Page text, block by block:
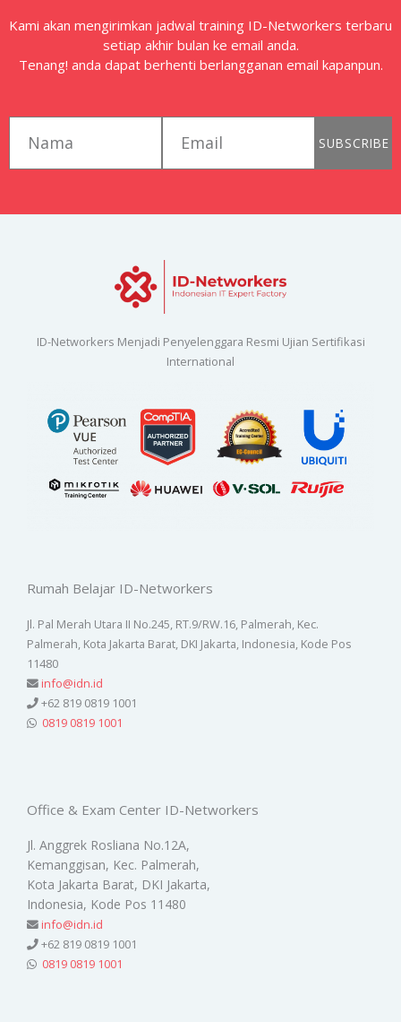
Kami akan mengirimkan jadwal training ID-Networkers terbaru
setiap akhir bulan ke email anda.
Tenang! anda dapat berhenti berlangganan email kapanpun.
SUBSCRIBE
ID-Networkers Menjadi Penyelenggara Resmi Ujian Sertifikasi
International
Rumah Belajar ID-Networkers
Jl. Pal Merah Utara II No.245, RT.9/RW.16, Palmerah, Kec.
Palmerah, Kota Jakarta Barat, DKI Jakarta, Indonesia, Kode Pos
11480
info@idn.id
+62 819 0819 1001
0819 0819 1001
Office & Exam Center ID-Networkers
Jl. Anggrek Rosliana No.12A,
Kemanggisan, Kec. Palmerah,
Kota Jakarta Barat, DKI Jakarta,
Indonesia, Kode Pos 11480
info@idn.id
+62 819 0819 1001
0819 0819 1001